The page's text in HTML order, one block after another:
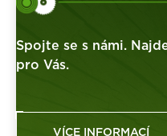
Spojte se s námi.
pro Vás.
VÍCE INFORMACÍ